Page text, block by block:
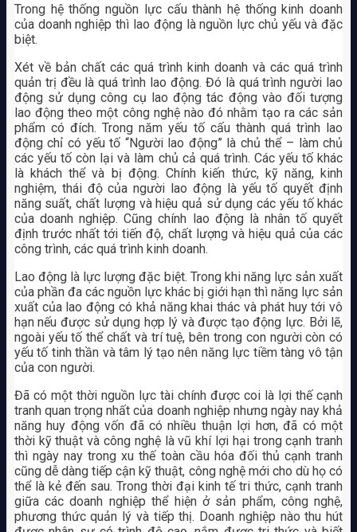
Trong hệ thống nguồn lực cấu thành hệ thống kinh doanh
của doanh nghiệp thì lao động là nguồn lực chủ yếu và đặc
biệt.
Xét về bản chất các quá trình kinh doanh và các quá trình
quản trị đều là quá trình lao động. Đó là quá trình người lao
động sử dụng công cụ lao động tác động vào đối tượng
lao động theo một công nghệ nào đó nhằm tạo ra các sản
phẩm có đích. Trong năm yếu tố cấu thành quá trình lao
động chỉ có yếu tố “Người lao động” là chủ thể – làm chủ
các yếu tố còn lại và làm chủ cả quá trình. Các yếu tố khác
là khách thể và bị động. Chính kiến thức, kỹ năng, kinh
nghiệm, thái độ của người lao động là yếu tố quyết định
năng suất, chất lượng và hiệu quả sử dụng các yếu tố khác
của doanh nghiệp. Cũng chính lao động là nhân tố quyết
định trước nhất tới tiến độ, chất lượng và hiệu quả của các
công trình, các quá trình kinh doanh.
Lao động là lực lượng đặc biệt. Trong khi năng lực sản xuất
của phần đa các nguồn lực khác bị giới hạn thì năng lực sản
xuất của lao động có khả năng khai thác và phát huy tới vô
hạn nếu được sử dụng hợp lý và được tạo động lực. Bởi lẽ,
ngoài yếu tố thể chất và trí tuệ, bên trong con người còn có
yếu tố tinh thần và tâm lý tạo nên năng lực tiềm tàng vô tận
của con người.
Đã có một thời nguồn lực tài chính được coi là lợi thế cạnh
tranh quan trọng nhất của doanh nghiệp nhưng ngày nay khả
năng huy động vốn đã có nhiều thuận lợi hơn, đã có một
thời kỹ thuật và công nghệ là vũ khí lợi hại trong cạnh tranh
thì ngày nay trong xu thế toàn cầu hóa đối thủ cạnh tranh
cũng dễ dàng tiếp cận kỹ thuật, công nghệ mới cho dù họ có
thể là kẻ đến sau. Trong thời đại kinh tế tri thức, cạnh tranh
giữa các doanh nghiệp thể hiện ở sản phẩm, công nghệ,
phương thức quản lý và tiếp thị. Doanh nghiệp nào thu hút